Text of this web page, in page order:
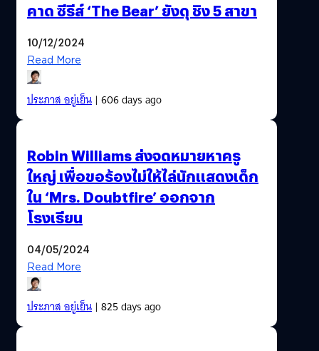
คาด ซีรีส์ ‘The Bear’ ยังดุ ชิง 5 สาขา
10/12/2024
Read More
ประภาส อยู่เย็น| 606 days ago
Robin Williams ส่งจดหมายหาครู
ใหญ่ เพื่อขอร้องไม่ให้ไล่นักแสดงเด็ก
ใน ‘Mrs. Doubtfire’ ออกจาก
โรงเรียน
04/05/2024
Read More
ประภาส อยู่เย็น| 825 days ago